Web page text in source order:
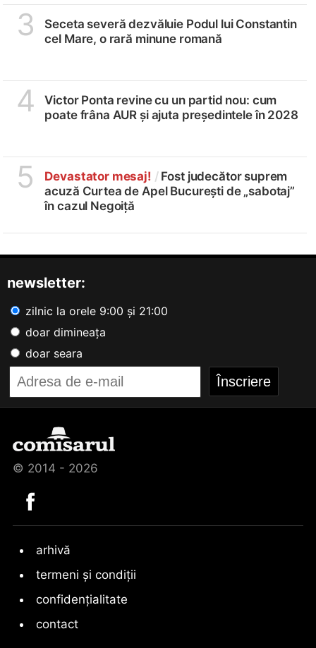
3
Seceta severă dezvăluie Podul lui Constantin
cel Mare, o rară minune romană
4
Victor Ponta revine cu un partid nou: cum
poate frâna AUR și ajuta președintele în 2028
5 Devastator mesaj! / Fost judecător suprem
acuză Curtea de Apel București de „sabotaj”
în cazul Negoiță
newsletter:
zilnic la orele 9:00 și 21:00
doar dimineața
doar seara
© 2014 - 2026
arhivă
termeni și condiții
confidențialitate
contact